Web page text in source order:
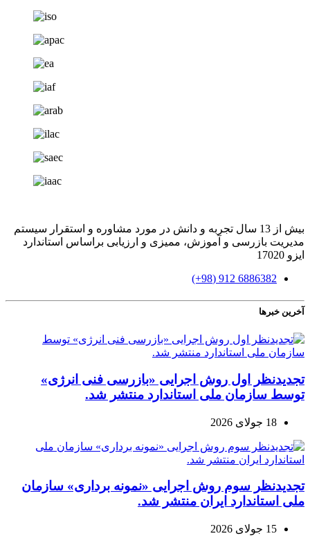
بیش از 13 سال تجربه و دانش در مورد مشاوره و استقرار سیستم
مدیریت بازرسی و آموزش، ممیزی و ارزیابی براساس استاندارد
ایزو 17020
6886382 912 (98+)
آخرین خبرها
تجدیدنظر اول روش اجرایی «بازرسی فنی انرژی»
توسط سازمان ملی استاندارد منتشر شد.
18 جولای 2026
تجدیدنظر سوم روش اجرایی «نمونه برداری» سازمان
ملی استاندارد ایران منتشر شد.
15 جولای 2026